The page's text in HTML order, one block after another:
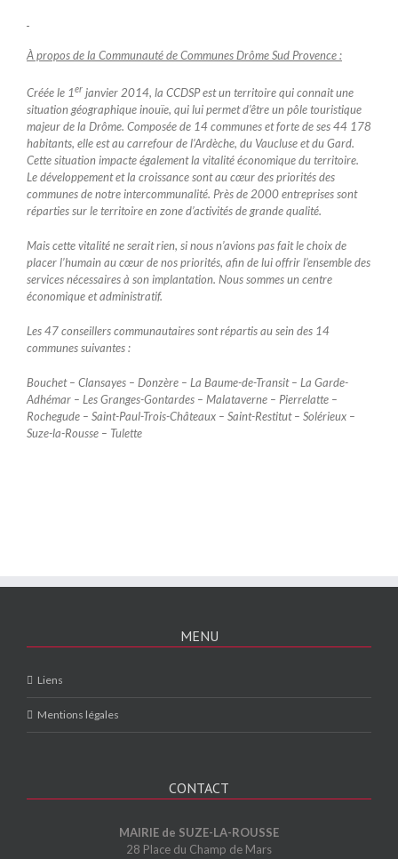
À propos de la Communauté de Communes Drôme Sud Provence :
Créée le 1er janvier 2014, la CCDSP est un territoire qui connait une
situation géographique inouïe, qui lui permet d’être un pôle touristique
majeur de la Drôme. Composée de 14 communes et forte de ses 44 178
habitants, elle est au carrefour de l’Ardèche, du Vaucluse et du Gard.
Cette situation impacte également la vitalité économique du territoire.
Le développement et la croissance sont au cœur des priorités des
communes de notre intercommunalité. Près de 2000 entreprises sont
réparties sur le territoire en zone d’activités de grande qualité.
Mais cette vitalité ne serait rien, si nous n’avions pas fait le choix de
placer l’humain au cœur de nos priorités, afin de lui offrir l’ensemble des
services nécessaires à son implantation. Nous sommes un centre
économique et administratif.
Les 47 conseillers communautaires sont répartis au sein des 14
communes suivantes :
Bouchet – Clansayes – Donzère – La Baume-de-Transit – La Garde-
Adhémar – Les Granges-Gontardes – Malataverne – Pierrelatte –
Rochegude – Saint-Paul-Trois-Châteaux – Saint-Restitut – Solérieux –
Suze-la-Rousse – Tulette
MENU
Liens
Mentions légales
CONTACT
MAIRIE de SUZE-LA-ROUSSE
28 Place du Champ de Mars